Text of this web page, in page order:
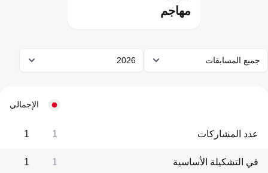
مهاجم
جميع المسابقات 2026
الإجمالي
عدد المشاركات 1
1
في التشكيلة الأساسية 1
1